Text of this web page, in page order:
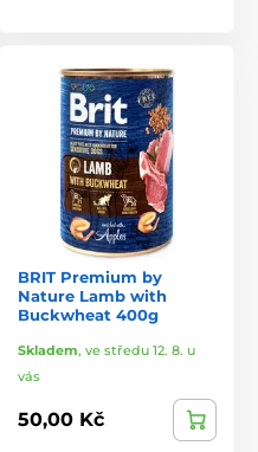
BRIT Premium by
Nature Lamb with
Buckwheat 400g
Skladem, ve středu 12. 8. u
vás
50,00 Kč